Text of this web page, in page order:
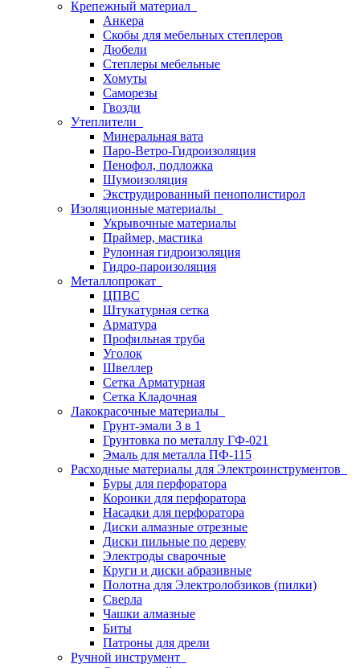
Крепежный материал
Анкера
Скобы для мебельных степлеров
Дюбели
Степлеры мебельные
Хомуты
Саморезы
Гвозди
Утеплители
Минеральная вата
Паро-Ветро-Гидроизоляция
Пенофол, подложка
Шумоизоляция
Экструдированный пенополистирол
Изоляционные материалы
Укрывочные материалы
Праймер, мастика
Рулонная гидроизоляция
Гидро-пароизоляция
Металлопрокат
ЦПВС
Штукатурная сетка
Арматура
Профильная труба
Уголок
Швеллер
Сетка Арматурная
Сетка Кладочная
Лакокрасочные материалы
Грунт-эмали 3 в 1
Грунтовка по металлу ГФ-021
Эмаль для металла ПФ-115
Расходные материалы для Электроинструментов
Буры для перфоратора
Коронки для перфоратора
Насадки для перфоратора
Диски алмазные отрезные
Диски пильные по дереву
Электроды сварочные
Круги и диски абразивные
Полотна для Электролобзиков (пилки)
Сверла
Чашки алмазные
Биты
Патроны для дрели
Ручной инструмент